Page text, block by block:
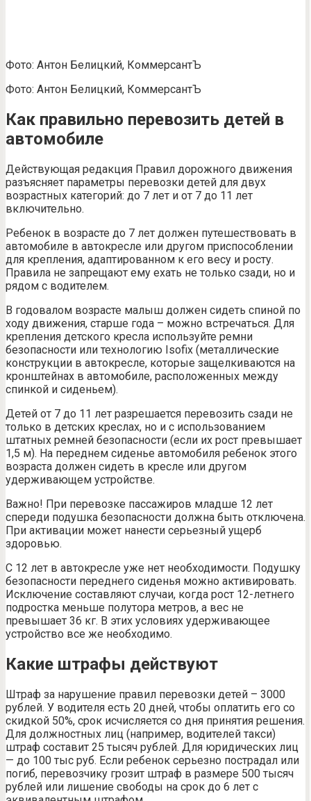
Фото: Антон Белицкий, КоммерсантЪ
Фото: Антон Белицкий, КоммерсантЪ
Как правильно перевозить детей в
автомобиле
Действующая редакция Правил дорожного движения
разъясняет параметры перевозки детей для двух
возрастных категорий: до 7 лет и от 7 до 11 лет
включительно.
Ребенок в возрасте до 7 лет должен путешествовать в
автомобиле в автокресле или другом приспособлении
для крепления, адаптированном к его весу и росту.
Правила не запрещают ему ехать не только сзади, но и
рядом с водителем.
В годовалом возрасте малыш должен сидеть спиной по
ходу движения, старше года – можно встречаться. Для
крепления детского кресла используйте ремни
безопасности или технологию Isofix (металлические
конструкции в автокресле, которые защелкиваются на
кронштейнах в автомобиле, расположенных между
спинкой и сиденьем).
Детей от 7 до 11 лет разрешается перевозить сзади не
только в детских креслах, но и с использованием
штатных ремней безопасности (если их рост превышает
1,5 м). На переднем сиденье автомобиля ребенок этого
возраста должен сидеть в кресле или другом
удерживающем устройстве.
Важно! При перевозке пассажиров младше 12 лет
спереди подушка безопасности должна быть отключена.
При активации может нанести серьезный ущерб
здоровью.
С 12 лет в автокресле уже нет необходимости. Подушку
безопасности переднего сиденья можно активировать.
Исключение составляют случаи, когда рост 12-летнего
подростка меньше полутора метров, а вес не
превышает 36 кг. В этих условиях удерживающее
устройство все же необходимо.
Какие штрафы действуют
Штраф за нарушение правил перевозки детей – 3000
рублей. У водителя есть 20 дней, чтобы оплатить его со
скидкой 50%, срок исчисляется со дня принятия решения.
Для должностных лиц (например, водителей такси)
штраф составит 25 тысяч рублей. Для юридических лиц
— до 100 тыс руб. Если ребенок серьезно пострадал или
погиб, перевозчику грозит штраф в размере 500 тысяч
рублей или лишение свободы на срок до 6 лет с